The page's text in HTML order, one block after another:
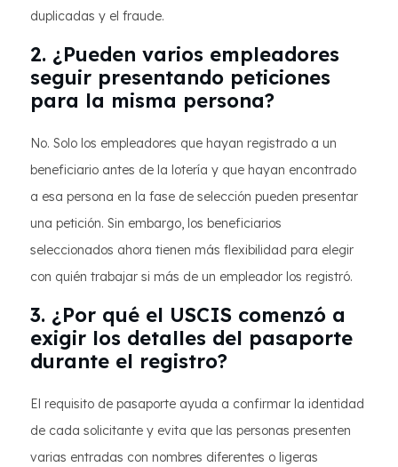
duplicadas y el fraude.
2. ¿Pueden varios empleadores
seguir presentando peticiones
para la misma persona?
No. Solo los empleadores que hayan registrado a un
beneficiario antes de la lotería y que hayan encontrado
a esa persona en la fase de selección pueden presentar
una petición. Sin embargo, los beneficiarios
seleccionados ahora tienen más flexibilidad para elegir
con quién trabajar si más de un empleador los registró.
3. ¿Por qué el USCIS comenzó a
exigir los detalles del pasaporte
durante el registro?
El requisito de pasaporte ayuda a confirmar la identidad
de cada solicitante y evita que las personas presenten
varias entradas con nombres diferentes o ligeras